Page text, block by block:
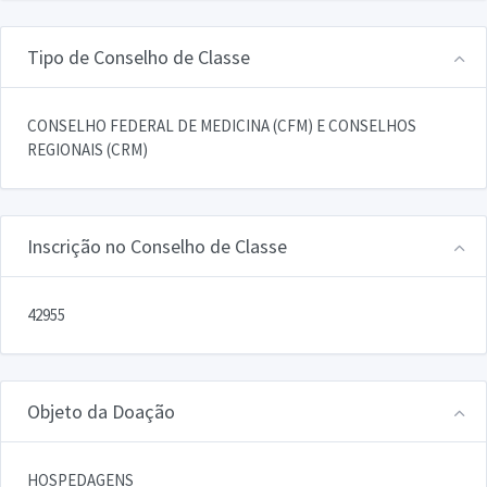
Tipo de Conselho de Classe
CONSELHO FEDERAL DE MEDICINA (CFM) E CONSELHOS
REGIONAIS (CRM)
Inscrição no Conselho de Classe
42955
Objeto da Doação
HOSPEDAGENS